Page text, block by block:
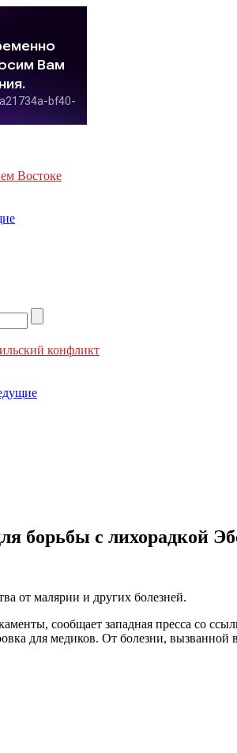
Востоке
конфликт
борьбы с лихорадкой
от малярии и других болезней.
сообщает западная пресса со
для медиков. От болезни,